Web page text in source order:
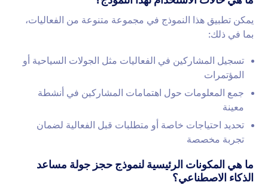
يمكن تطبيق هذا النموذج في مجموعة متنوعة من الفعاليات،
بما في ذلك:
تسجيل المشاركين في الفعاليات مثل الجولات السياحية أو
المؤتمرات
جمع المعلومات حول اهتمامات المشاركين في أنشطة
معينة
تحديد احتياجات خاصة أو متطلبات قبل الفعالية لضمان
تجربة مخصصة
ما هي المكونات الرئيسية لنموذج حجز جولة مساعد
الذكاء الاصطناعي؟